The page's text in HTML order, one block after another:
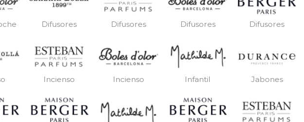
Difusores Difusores Difusores Difusores
Incienso Incienso Infantil Jabones